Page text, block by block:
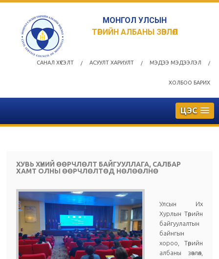
МОНГОЛ УЛСЫН
ТӨРИЙН АЛБАНЫ ЗӨВЛӨЛ
САНАЛ ХҮСЭЛТ / АСУУЛТ ХАРИУЛТ / МЭДЭЭ МЭДЭЭЛЭЛ /
ХОЛБОО БАРИХ
ЦЭС
ХУВЬ ХҮНИЙ ӨӨРЧЛӨЛТ БАЙГУУЛЛАГА, САЛБАР
ХАМТ ОЛНЫ ӨӨРЧЛӨЛТӨД НӨЛӨӨЛНӨ
Улсын Их
Хурлын Төрийн
байгуулалтын
байнгын
хороо, Төрийн
албаны зөвлөл,